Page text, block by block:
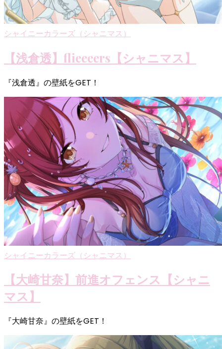
シャイニーカラーズ（シャニマス）
【浅倉透】flieeeers【シャニマス】
『浅倉透』の壁紙をGET！
シャイニーカラーズ（シャニマス）
【大崎甘奈】前進オフェンス【シャニ
マス】
『大崎甘奈』の壁紙をGET！